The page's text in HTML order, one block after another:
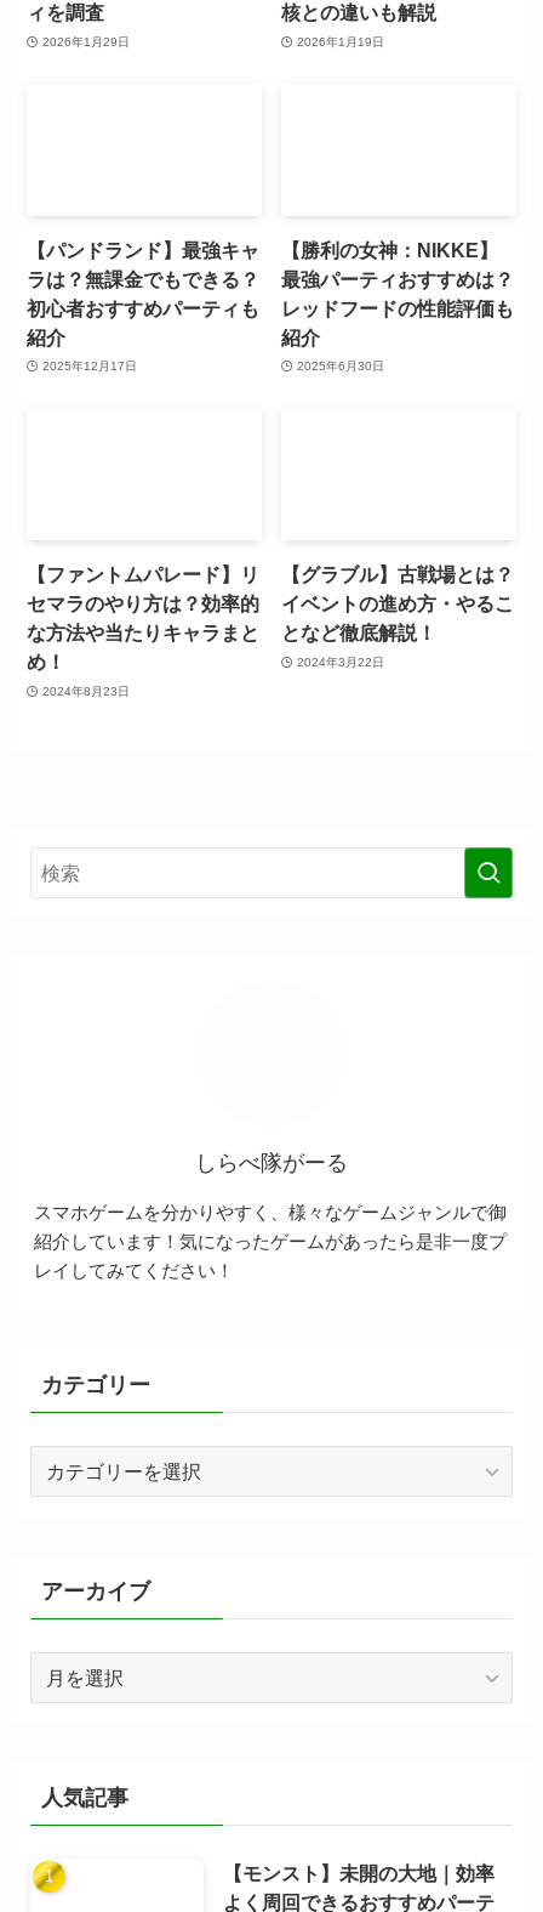
ィを調査
2026年1月29日
核との違いも解説
2026年1月19日
【パンドランド】最強キャ
ラは？無課金でもできる？
初心者おすすめパーティも
紹介
2025年12月17日
【勝利の女神：NIKKE】
最強パーティおすすめは？
レッドフードの性能評価も
紹介
2025年6月30日
【ファントムパレード】リ
セマラのやり方は？効率的
な方法や当たりキャラまと
め！
2024年8月23日
【グラブル】古戦場とは？
イベントの進め方・やるこ
となど徹底解説！
2024年3月22日
しらべ隊がーる
スマホゲームを分かりやすく、様々なゲームジャンルで御
紹介しています！気になったゲームがあったら是非一度プ
レイしてみてください！
カテゴリー
ーアーカイブ
人気記事
【モンスト】未開の大地｜効率
よく周回できるおすすめパーテ